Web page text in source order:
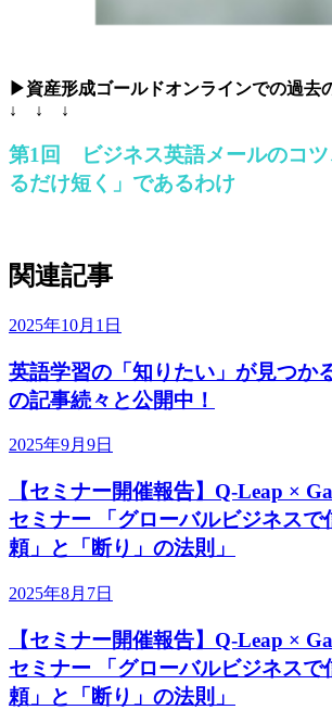
▶資産形成ゴールドオンラインでの過去
↓ ↓ ↓
第1回 ビジネス英語メールのコツ
るだけ短く」であるわけ
関連記事
2025年10月1日
英語学習の「知りたい」が見つか
の記事続々と公開中！
2025年9月9日
【セミナー開催報告】Q-Leap ×
セミナー 「グローバルビジネスで
頼」と「断り」の法則」
2025年8月7日
【セミナー開催報告】Q-Leap ×
セミナー 「グローバルビジネスで
頼」と「断り」の法則」